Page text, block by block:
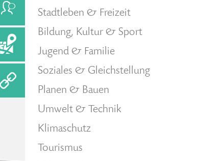
Stadtleben & Freizeit
Bildung, Kultur & Sport
Jugend & Familie
Soziales & Gleichstellung
Planen & Bauen
Umwelt & Technik
Klimaschutz
Tourismus